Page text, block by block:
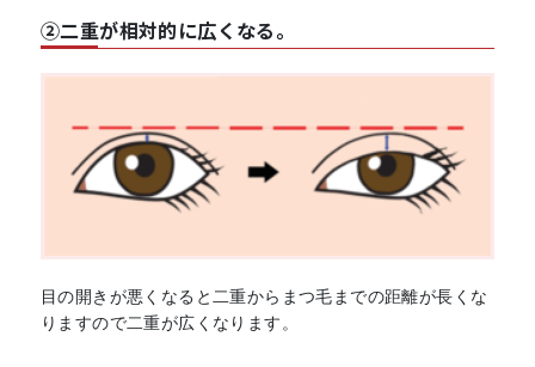
②二重が相対的に広くなる。
目の開きが悪くなると二重からまつ毛までの距離が長くな
りますので二重が広くなります。